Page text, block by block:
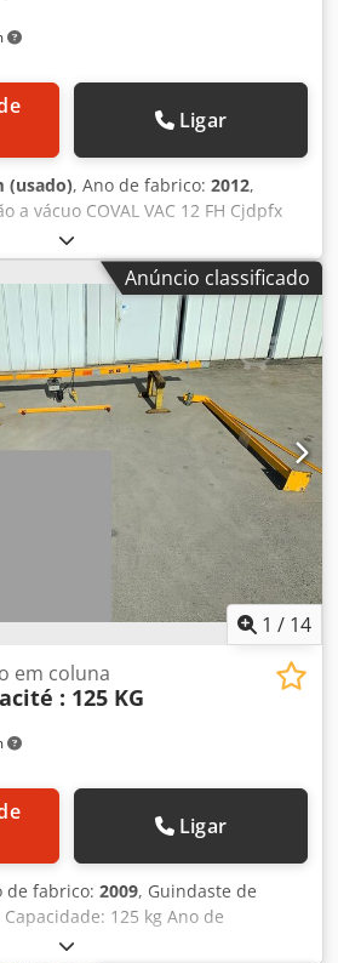
Ligar
(usado), Ano de fabrico: 2012,
a vácuo COVAL VAC 12 FH Cjdpfx
fabricação: 2012 Capacidade
Diâmetro das ventosas: Ø 150 mm
mm Distância mínima: 350 mm Em
380 V Dimensões (C x L x A):
900 mm Altura total com
total com suporte: 100 kg
Anúncio classificado
1 / 14
em coluna
: 125 KG
Ligar
de fabrico: 2009, Guindaste de
Capacidade: 125 kg Ano de
sob o gancho: 2,5 metros máx.